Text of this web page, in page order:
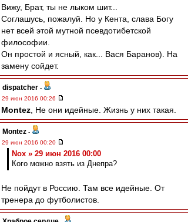
Вижу, Брат, ты не лыком шит...
Соглашусь, пожалуй. Но у Кента, слава Богу
нет всей этой мутной псевдотибетской
философии.
Он простой и ясный, как... Вася Баранов). На
замену сойдет.
dispatcher -
29 июн 2016 00:26
Montez , Не они идейные. Жизнь у них такая.
Montez -
29 июн 2016 00:20
Nox » 29 июн 2016 00:00
Кого можно взять из Днепра?
Не пойдут в Россию. Там все идейные. От
тренера до футболистов.